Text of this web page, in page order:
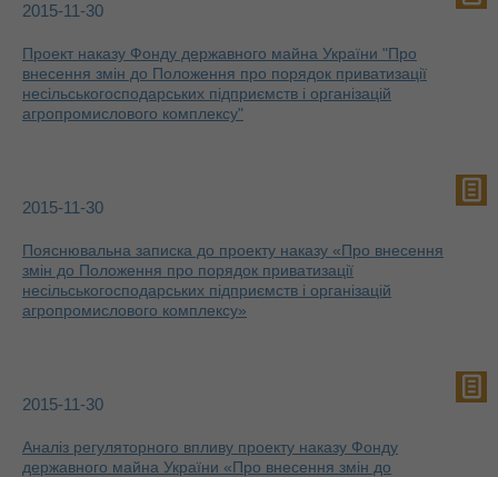
2015-11-30
Проект наказу Фонду державного майна України "Про
внесення змін до Положення про порядок приватизації
несільськогосподарських підприємств і організацій
агропромислового комплексу"
2015-11-30
Пояснювальна записка до проекту наказу «Про внесення
змін до Положення про порядок приватизації
несільськогосподарських підприємств і організацій
агропромислового комплексу»
2015-11-30
Аналіз регуляторного впливу проекту наказу Фонду
державного майна України «Про внесення змін до